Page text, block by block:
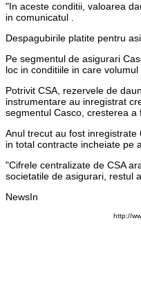
"In aceste conditii, valoarea
in comunicatul .
Despagubirile platite pentru
Pe segmentul de asigurari
loc in conditiile in care
Potrivit CSA, rezervele de
instrumentare au inregistrat
segmentul Casco, cresterea
Anul trecut au fost
in total contracte incheiate pe
"Cifrele centralizate de CSA
societatile de asigurari, restul
NewsIn
http://